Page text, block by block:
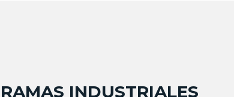
RAMAS INDUSTRIALES